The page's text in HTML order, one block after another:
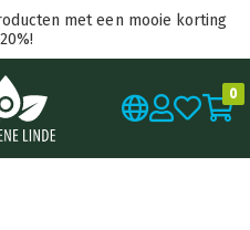
met een mooie korting
0